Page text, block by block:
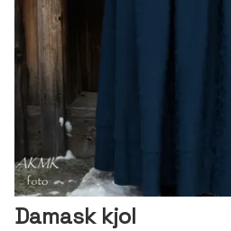
Damask kjol